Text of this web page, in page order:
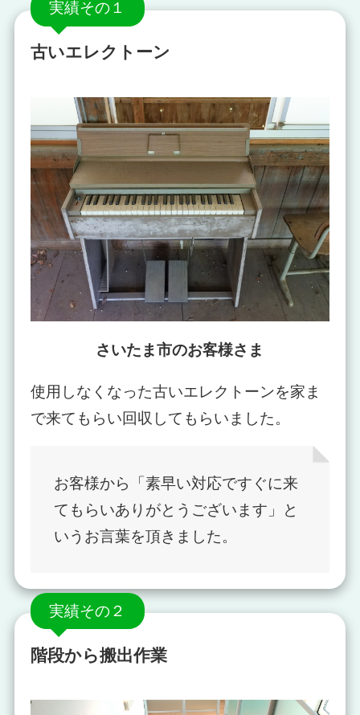
実績その１
古いエレクトーン
さいたま市のお客様さま
使用しなくなった古いエレクトーンを家ま
で来てもらい回収してもらいました。
お客様から「素早い対応ですぐに来
てもらいありがとうございます」と
いうお言葉を頂きました。
実績その２
階段から搬出作業